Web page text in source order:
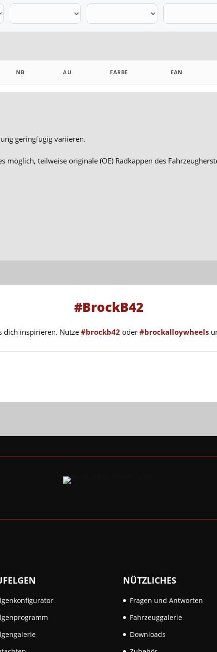
NB AU FARBE EAN
geringfügig variieren.
möglich, teilweise originale (OE) Radkappen des
#BrockB42
dich inspirieren. Nutze #brockb42 oder #brockalloywheels
NÜTZLICHES
Fragen und Antworten
Fahrzeuggalerie
Downloads